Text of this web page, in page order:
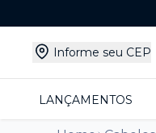
Informe seu CEP
LANÇAMENTOS